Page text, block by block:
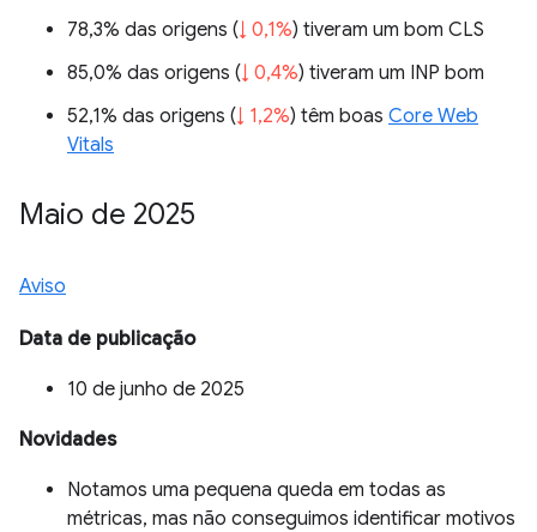
78,3% das origens (↓ 0,1%) tiveram um bom CLS
85,0% das origens (↓ 0,4%) tiveram um INP bom
52,1% das origens (↓ 1,2%) têm boas Core Web
Vitals
Maio de 2025
Aviso
Data de publicação
10 de junho de 2025
Novidades
Notamos uma pequena queda em todas as
métricas, mas não conseguimos identificar motivos